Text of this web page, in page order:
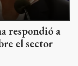
respondió a
el sector